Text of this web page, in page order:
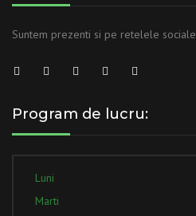
Suntem prezenti si pe retelele sociale
Program de lucru:
Luni
Marti